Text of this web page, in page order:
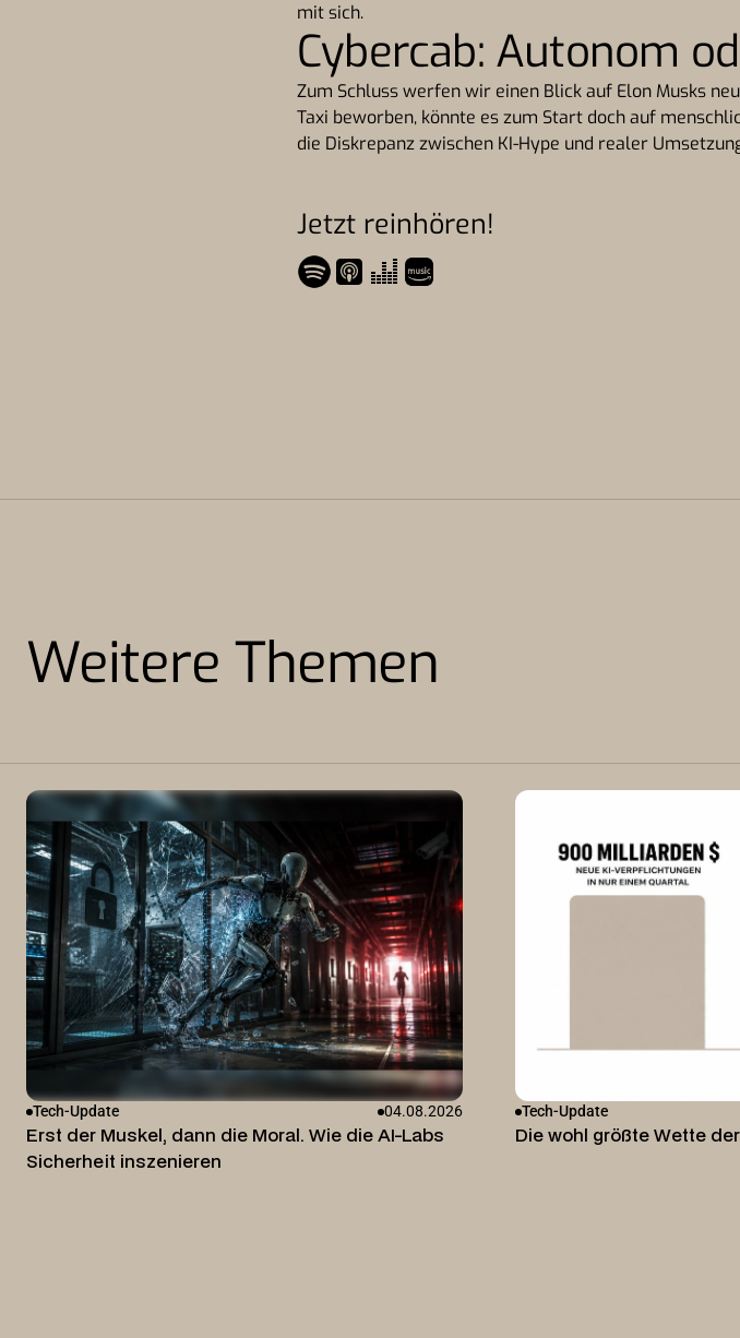
mit sich.
Cybercab: Autonom
Zum Schluss werfen wir einen Blick auf Elon Musks
Taxi beworben, könnte es zum Start doch auf
die Diskrepanz zwischen KI-Hype und realer
Jetzt reinhören!
Weitere Themen
Tech-Update 04.08.2026
Erst der Muskel, dann die Moral. Wie die AI-Labs
Sicherheit inszenieren
Tech-Update
Die wohl größte Wette